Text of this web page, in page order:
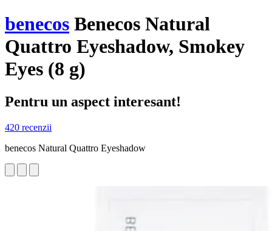
benecos Benecos Natural
Quattro Eyeshadow, Smokey
Eyes (8 g)
Pentru un aspect interesant!
420 recenzii
benecos Natural Quattro Eyeshadow